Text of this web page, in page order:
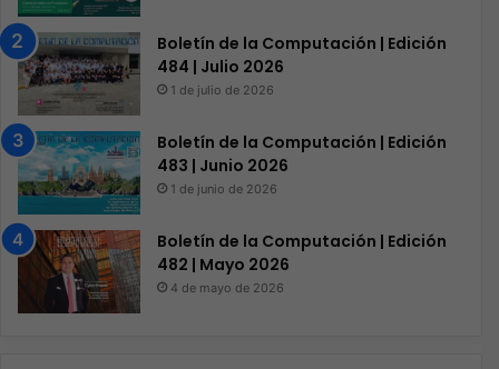
Boletín de la Computación | Edición
484 | Julio 2026
1 de julio de 2026
Boletín de la Computación | Edición
483 | Junio 2026
1 de junio de 2026
Boletín de la Computación | Edición
482 | Mayo 2026
4 de mayo de 2026